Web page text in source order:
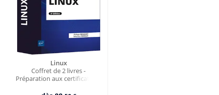
Linux
Coffret de 2 livres -
Préparation aux certifications